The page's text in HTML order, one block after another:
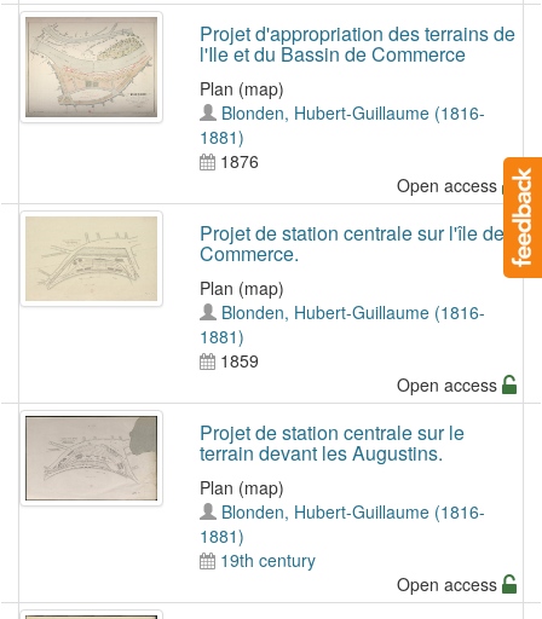
Projet d'appropriation des terrains de
l'Ile et du Bassin de Commerce
Plan (map)
Blonden, Hubert-Guillaume (1816-
1881)
1876
Open access
Projet de station centrale sur l'île de
Commerce.
Plan (map)
Blonden, Hubert-Guillaume (1816-
1881)
1859
Open access
Projet de station centrale sur le
terrain devant les Augustins.
Plan (map)
Blonden, Hubert-Guillaume (1816-
1881)
19th century
Open access